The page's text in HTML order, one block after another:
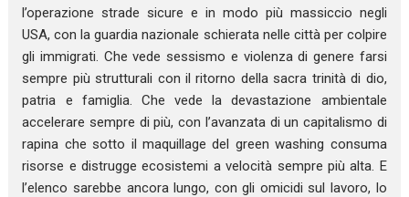
l’operazione strade sicure e in modo più massiccio negli
USA, con la guardia nazionale schierata nelle città per colpire
gli immigrati. Che vede sessismo e violenza di genere farsi
sempre più strutturali con il ritorno della sacra trinità di dio,
patria e famiglia. Che vede la devastazione ambientale
accelerare sempre di più, con l’avanzata di un capitalismo di
rapina che sotto il maquillage del green washing consuma
risorse e distrugge ecosistemi a velocità sempre più alta. E
l’elenco sarebbe ancora lungo, con gli omicidi sul lavoro, lo